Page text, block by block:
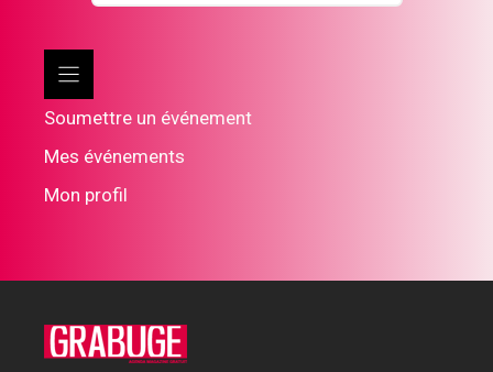
Soumettre un événement
Mes événements
Mon profil